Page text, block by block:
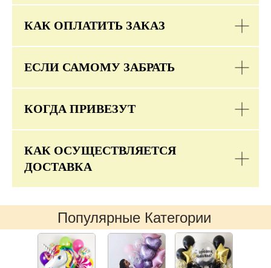
КАК ОПЛАТИТЬ ЗАКАЗ
ЕСЛИ САМОМУ ЗАБРАТЬ
КОГДА ПРИВЕЗУТ
КАК ОСУЩЕСТВЛЯЕТСЯ
ДОСТАВКА
Популярные Категории